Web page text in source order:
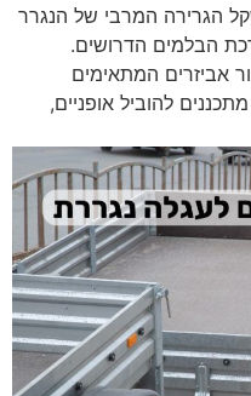
הגרירה המרבי של הנגרר
הבלמים הדרושים.
אביזרים המתאימים
להוביל אופניים,